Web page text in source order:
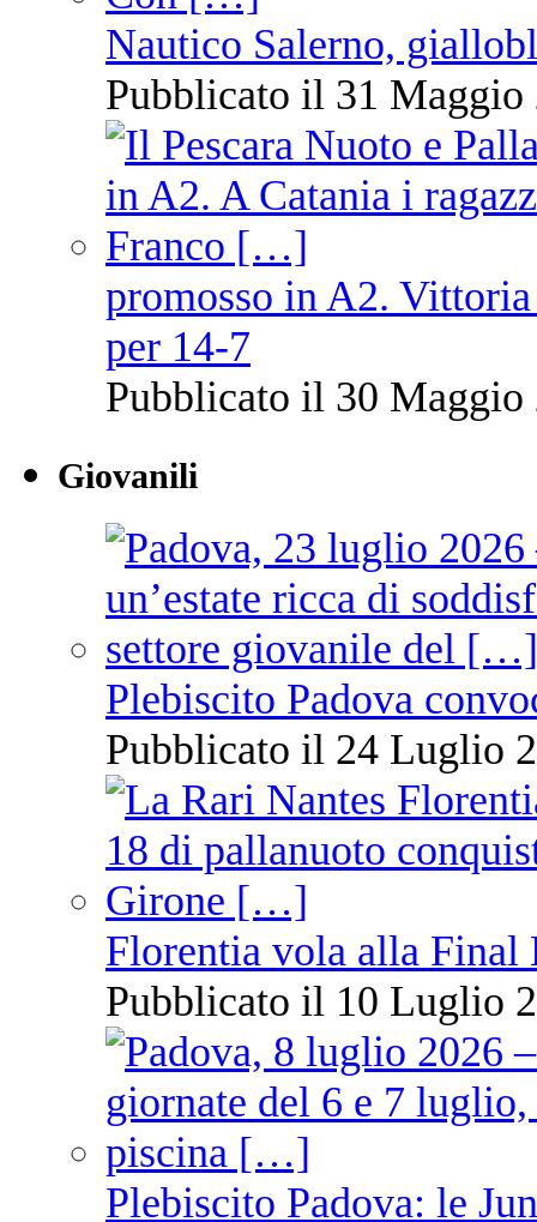
Nautico Salerno,
Pubblicato il 31 Maggio
promosso in A2.
per 14-7
Pubblicato il 30 Maggio
Giovanili
Plebiscito Padova
Pubblicato il 24 Luglio
Florentia vola alla Final
Pubblicato il 10 Luglio
Plebiscito Padova: le